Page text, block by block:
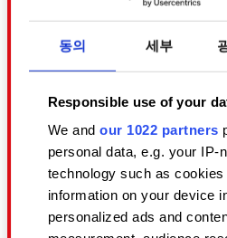
동의 세부
Responsible use of your
We andour 1022 partners
personal data, e.g. your IP-
technology such as
information on your device
personalized ads and
필요한 멘션을 보내 괴
되지 않습니다.
- 투표/평가 시스템을
지 마세요.
- 여러 사용자 계정을
세요.
커뮤니티의 토론 게시
안전하고 쾌적한 환경
저희는 유해하거나 법